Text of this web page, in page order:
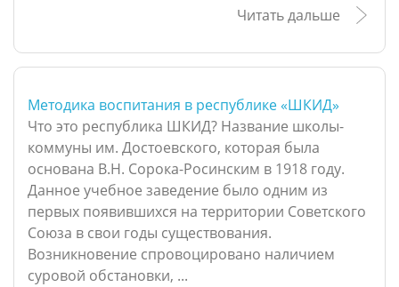
Читать дальше
Методика воспитания в республике «ШКИД»
Что это республика ШКИД? Название школы-
коммуны им. Достоевского, которая была
основана В.Н. Сорока-Росинским в 1918 году.
Данное учебное заведение было одним из
первых появившихся на территории Советского
Союза в свои годы существования.
Возникновение спровоцировано наличием
суровой обстановки, ...